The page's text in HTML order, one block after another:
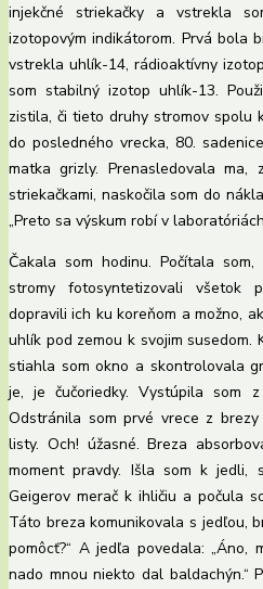
injekčné striekačky a vstrekla
izotopovým indikátorom. Prvá bola
vstrekla uhlík-14, rádioaktívny
som stabilný izotop uhlík-13.
zistila, či tieto druhy stromov spolu
do posledného vrecka, 80.
matka grizly. Prenasledovala ma,
striekačkami, naskočila som do
„Preto sa výskum robí v
Čakala som hodinu. Počítala
stromy fotosyntetizovali všetok
dopravili ich ku koreňom a možno,
uhlík pod zemou k svojim susedom.
stiahla som okno a skontrolovala
je, je čučoriedky. Vystúpila som
Odstránila som prvé vrece z
listy. Och! úžasné. Breza
moment pravdy. Išla som k
Geigerov merač k ihličiu a počula
Táto breza komunikovala s jedľou,
pomôcť?“ A jedľa povedala: „Áno,
nado mnou niekto dal baldachýn.“